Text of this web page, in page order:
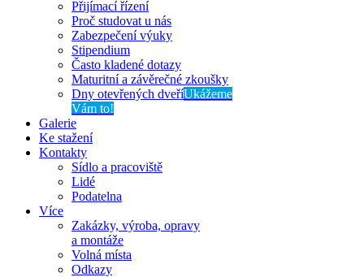
Přijímací řízení
Proč studovat u nás
Zabezpečení výuky
Stipendium
Často kladené dotazy
Maturitní a závěrečné zkoušky
Dny otevřených dveříUkážeme
Vám to!
Galerie
Ke stažení
Kontakty
Sídlo a pracoviště
Lidé
Podatelna
Více
Zakázky, výroba, opravy
a montáže
Volná místa
Odkazy